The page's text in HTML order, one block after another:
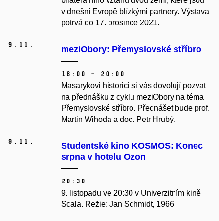
v dnešní Evropě blízkými partnery. Výstava
potrvá do 17. prosince 2021.
9. 11. meziObory: Přemyslovské stříbro
18:00 – 20:00
Masarykovi historici si vás dovolují pozvat
na přednášku z cyklu meziObory na téma
Přemyslovské stříbro. Přednášet bude prof.
Martin Wihoda a doc. Petr Hrubý.
9. 11.
Studentské kino KOSMOS: Konec
srpna v hotelu Ozon
20:30
9. listopadu ve 20:30 v Univerzitním kině
Scala. Režie: Jan Schmidt, 1966.